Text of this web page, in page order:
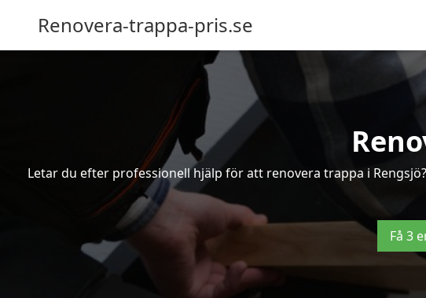
Renovera-trappa-pris.se
Letar du efter professionell hjälp för att renovera trappa i
Få 3